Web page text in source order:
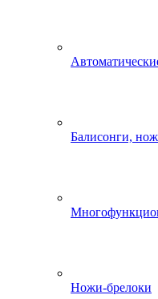
Балисонги,
Ножи-брелоки